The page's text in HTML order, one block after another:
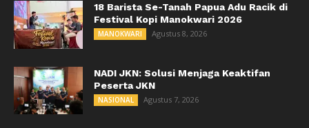
18 Barista Se-Tanah Papua Adu Racik di
Festival Kopi Manokwari 2026
MANOKWARI Agustus 8, 2026
NADI JKN: Solusi Menjaga Keaktifan
Peserta JKN
NASIONAL Agustus 7, 2026